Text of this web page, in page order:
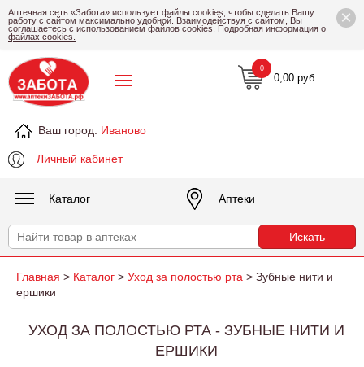
×
Аптечная сеть «Забота» использует файлы cookies, чтобы сделать Вашу
работу с сайтом максимально удобной. Взаимодействуя с сайтом, Вы
соглашаетесь с использованием файлов cookies. Подробная информация о
файлах cookies.
Ваш город: Иваново
Личный кабинет
0,00 руб.
0
Каталог Аптеки
Главная > Каталог > Уход за полостью рта > Зубные нити и
ершики
УХОД ЗА ПОЛОСТЬЮ РТА - ЗУБНЫЕ НИТИ И
ЕРШИКИ